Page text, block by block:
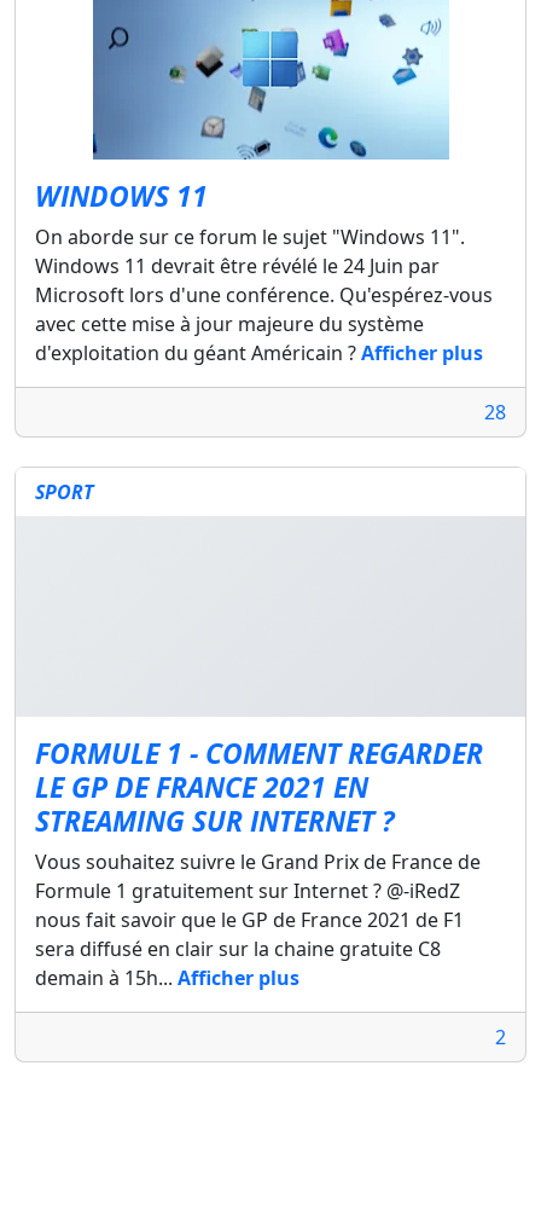
WINDOWS 11
On aborde sur ce forum le sujet "Windows 11".
Windows 11 devrait être révélé le 24 Juin par
Microsoft lors d'une conférence. Qu'espérez-vous
avec cette mise à jour majeure du système
d'exploitation du géant Américain ?Afficher plus
28
SPORT
FORMULE 1 - COMMENT REGARDER
LE GP DE FRANCE 2021 EN
STREAMING SUR INTERNET ?
Vous souhaitez suivre le Grand Prix de France de
Formule 1 gratuitement sur Internet ? @-iRedZ
nous fait savoir que le GP de France 2021 de F1
sera diffusé en clair sur la chaine gratuite C8
demain à 15h... Afficher plus
2